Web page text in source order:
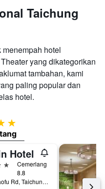
Taichung
hotel
yang dikategorikan
tambahan, kami
paling popular dan
hotel.
bintang
Hotel
Cemerlang
8.8
No 99 Chaofu Rd, Taichung City, Taiwan